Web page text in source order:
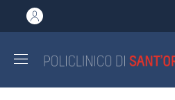
al contenuto principale
to footer content